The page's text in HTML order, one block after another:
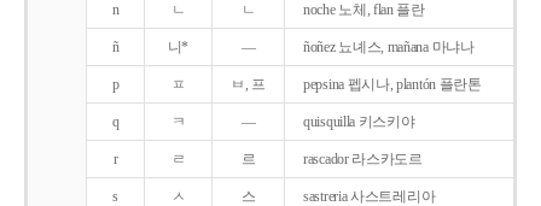
n ㄴ ㄴ noche 노체, flan 플란
ñ 니* ― ñoñez 뇨녜스, mañana 마냐나
p ㅍ ㅂ, 프 pepsina 펩시나, plantón 플란톤
q ㅋ ― quisquilla 키스키야
r ㄹ 르 rascador 라스카도르
s ㅅ 스 sastreria 사스트레리아